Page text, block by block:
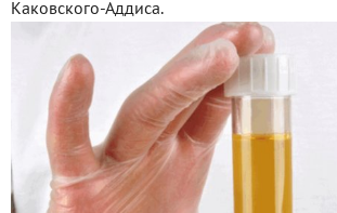
Каковского-Аддиса.